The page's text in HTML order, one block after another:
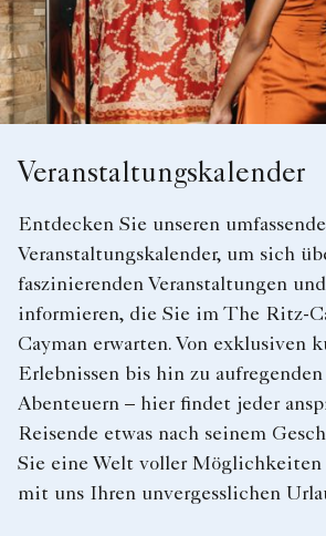
Veranstaltungskalender
Entdecken Sie unseren
Veranstaltungskalender, um sich
faszinierenden Veranstaltungen
informieren, die Sie im The Ritz-
Cayman erwarten. Von exklusiven
Erlebnissen bis hin zu
Abenteuern – hier findet jeder
Reisende etwas nach seinem
Sie eine Welt voller Möglichkeiten
mit uns Ihren unvergesslichen